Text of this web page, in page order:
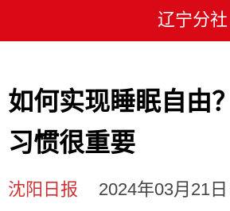
辽宁分社
如何实现睡眠自由
习惯很重要
沈阳日报 2024年03月21